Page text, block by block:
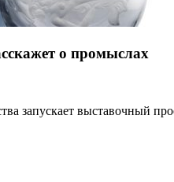
о промыслах
запускает выставочный